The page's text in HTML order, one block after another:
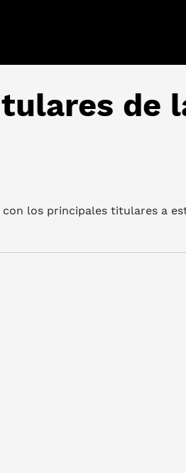
de
los principales titulares a